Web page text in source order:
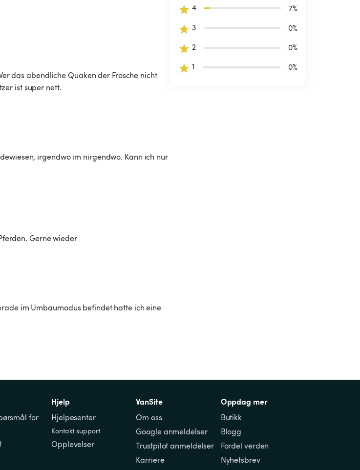
das abendliche Quaken der Frösche nicht
ist super nett.
irgendwo im nirgendwo. Kann ich nur
Gerne wieder
im Umbaumodus befindet hatte ich eine
4
7%
3
0%
2
0%
1
0%
for
Hjelp
Hjelpesenter
Kontakt support
Opplevelser
VanSite
Om oss
Google anmeldelser
Trustpilot anmeldelser
Karriere
Oppdag mer
Butikk
Blogg
Fordel verden
Nyhetsbrev